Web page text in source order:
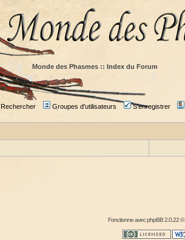
Monde des Phasmes :: Index du Forum
Rechercher Groupes d'utilisateurs S'enregistrer
Fonctionne avecphpBB2.0.22 ©